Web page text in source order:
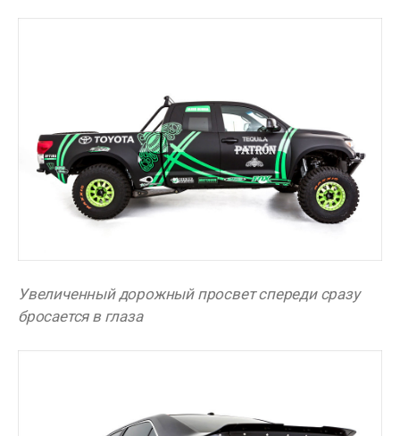
Увеличенный дорожный просвет спереди сразу
бросается в глаза